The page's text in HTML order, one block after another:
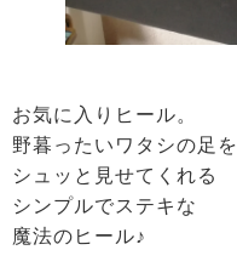
お気に入りヒール。
野暮ったいワタシの足を
シュッと見せてくれる
シンプルでステキな
魔法のヒール♪